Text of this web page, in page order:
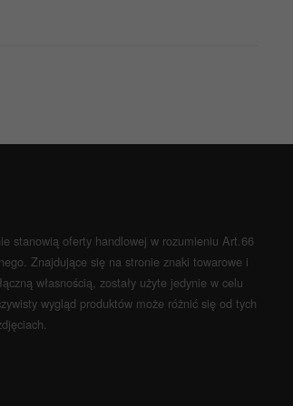
stanowią oferty handlowej w rozumieniu Art.66
Znajdujące się na stronie znaki towarowe i
własnością, zostały użyte jedynie w celu
wygląd produktów może różnić się od tych